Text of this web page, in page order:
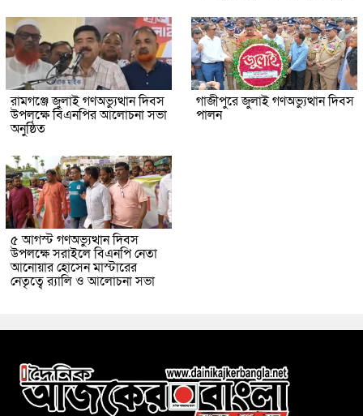
রামগঞ্জে জুলাই গণঅভ্যুত্থান দিবস
উপলক্ষে বিএনপির আলোচনা সভা
অনুষ্ঠিত
গাজীপুরে জুলাই গণঅভ্যুত্থান দিবস
পালন
৫ আগস্ট গণঅভ্যুত্থান দিবস
উপলক্ষে সরাইলে বিএনপি নেতা
আনোয়ার হোসেন মাস্টারের
নেতৃত্বে র‍্যালি ও আলোচনা সভা